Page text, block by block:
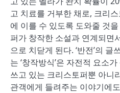
고 치료를 거부한 채로, 크리
에 이를 수 있도록 도와줄 것
퍼가 창작한 소설과 연계되면
으로 치닫게 된다. ‘반전’의
는 ‘창작방식’은 자전적 요소
쓰고 있는 크리스토퍼뿐 아니
관객에게 들려주는 이야기에